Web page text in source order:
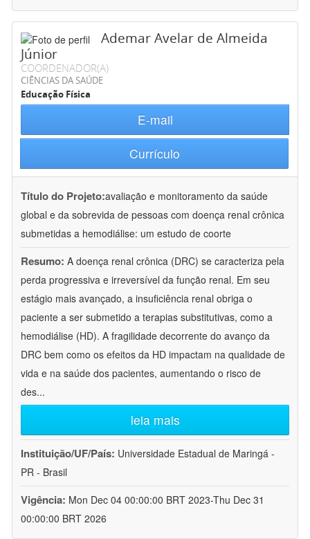
Ademar Avelar de Almeida
Júnior
COORDENADOR(A)
CIÊNCIAS DA SAÚDE
Educação Física
E-mail
Currículo
Título do Projeto:avaliação e monitoramento da saúde
global e da sobrevida de pessoas com doença renal crônica
submetidas a hemodiálise: um estudo de coorte
Resumo: A doença renal crônica (DRC) se caracteriza pela
perda progressiva e irreversível da função renal. Em seu
estágio mais avançado, a insuficiência renal obriga o
paciente a ser submetido a terapias substitutivas, como a
hemodiálise (HD). A fragilidade decorrente do avanço da
DRC bem como os efeitos da HD impactam na qualidade de
vida e na saúde dos pacientes, aumentando o risco de
des...
leia mais
Instituição/UF/País: Universidade Estadual de Maringá -
PR - Brasil
Vigência: Mon Dec 04 00:00:00 BRT 2023-Thu Dec 31
00:00:00 BRT 2026